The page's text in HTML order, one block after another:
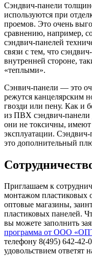
Сэндвич-панели
используются при
проемов. Это очень
сравнению, например,
сэндвич-панелей
связи с тем, что
внутренней стороне,
«теплыми».
Сэнвич-панели — это
режутся канцелярским
гвозди или пену. Как и
из ПВХ сэндвич-панели
они не токсичны,
эксплуатации.
это дополнительный
Приглашаем к
монтажом пластиковых
оптовые магазины,
пластиковых панелей.
вы можете заполнить
программа от ООО
телефону 8(495) 642-
удовольствием ответят